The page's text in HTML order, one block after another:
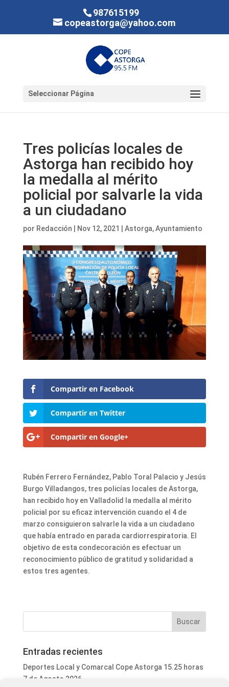
987615199
copeastorga@yahoo.com
Seleccionar Página
Tres policías locales de
Astorga han recibido hoy
la medalla al mérito
policial por salvarle la vida
a un ciudadano
por Redacción Nov 12, 2021 Astorga,Ayuntamiento
Compartir en Facebook
Compartir en Twitter
Compartir en Google+
Rubén Ferrero Fernández, Pablo Toral Palacio y Jesús
Burgo Villadangos, tres policías locales de Astorga,
han recibido hoy en Valladolid la medalla al mérito
policial por su eficaz intervención cuando el 4 de
marzo consiguieron salvarle la vida a un ciudadano
que había entrado en parada cardiorrespiratoria. El
objetivo de esta condecoración es efectuar un
reconocimiento público de gratitud y solidaridad a
estos tres agentes.
Entradas recientes
Deportes Local y Comarcal Cope Astorga 15.25 horas
7 de Agosto 2026